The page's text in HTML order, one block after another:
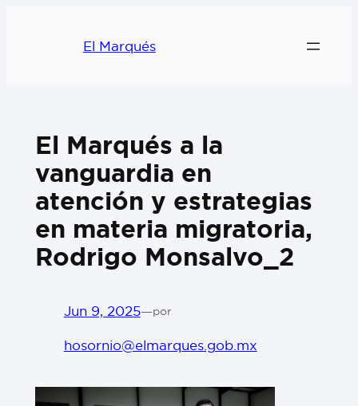
El Marqués
El Marqués a la
vanguardia en
atención y estrategias
en materia migratoria,
Rodrigo Monsalvo_2
Jun 9, 2025—por
hosornio@elmarques.gob.mx